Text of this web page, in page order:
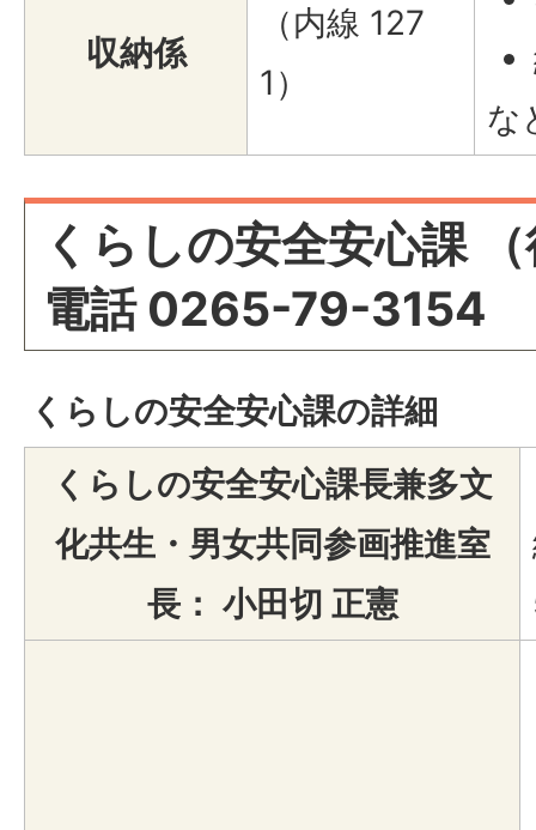
収納係
（内線 127
1）
な
くらしの安全安心課
電話 0265-79-3154
くらしの安全安心課の詳細
くらしの安全安心課長兼多文
化共生・男女共同参画推進室
長： 小田切 正憲